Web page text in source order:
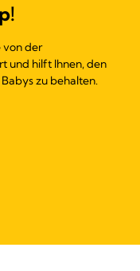
von der
und hilft Ihnen, den
zu behalten.